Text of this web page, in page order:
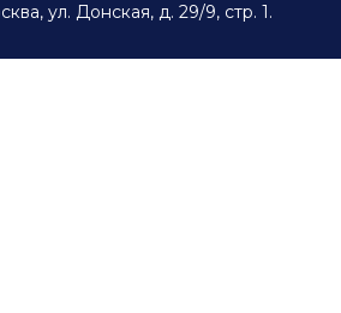
ул. Донская, д. 29/9, стр. 1.